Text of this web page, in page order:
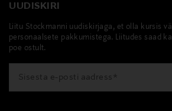
UUDISKIRI
Liitu Stockmanni uudiskirjaga, et olla kursis
personaalsete pakkumistega. Liitudes saad
poe ostult.